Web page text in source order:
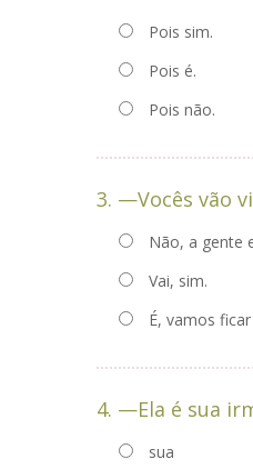
Pois sim.
Pois é.
Pois não.
Não, a gente
Vai, sim.
É, vamos
4. —Ela é sua
sua